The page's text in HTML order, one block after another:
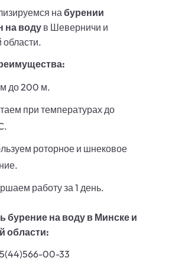
набурении
на водув Шеверничи и
до 200 м.
при температурах до
роторное и шнековое
работу за 1 день.
бурение на воду в Минске и
области:
00-33